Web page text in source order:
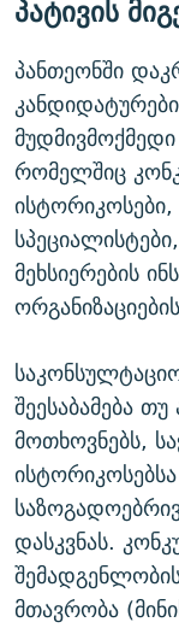
პატივის
პანთეონში
რომელშიც
ისტორიკოსები,
მეხსიერების
შეესაბამება
მოთხოვნებს,
დასკვნას.
მთავრობა